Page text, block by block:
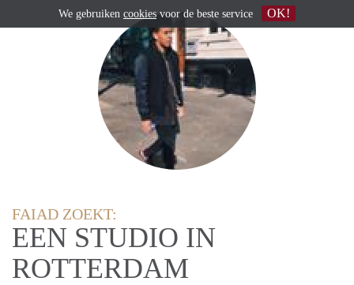
FAIAD ZOEKT:
EEN STUDIO IN
ROTTERDAM
We gebruiken cookies voor de beste service OK!